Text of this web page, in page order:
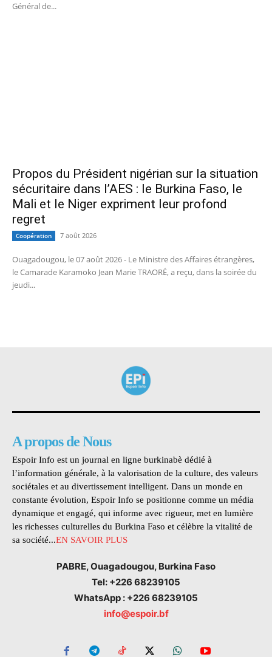
Général de...
Propos du Président nigérian sur la situation
sécuritaire dans l’AES : le Burkina Faso, le
Mali et le Niger expriment leur profond
regret
Coopération 7 août 2026
Ouagadougou, le 07 août 2026 - Le Ministre des Affaires étrangères,
le Camarade Karamoko Jean Marie TRAORÉ, a reçu, dans la soirée du
jeudi...
A propos de Nous
Espoir Info est un journal en ligne burkinabè dédié à
l’information générale, à la valorisation de la culture, des valeurs
sociétales et au divertissement intelligent. Dans un monde en
constante évolution, Espoir Info se positionne comme un média
dynamique et engagé, qui informe avec rigueur, met en lumière
les richesses culturelles du Burkina Faso et célèbre la vitalité de
sa société...EN SAVOIR PLUS
PABRE, Ouagadougou, Burkina Faso
Tel: +226 68239105
WhatsApp : +226 68239105
info@espoir.bf